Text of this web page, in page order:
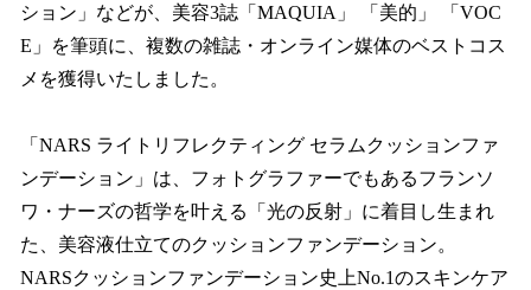
ション」などが、美容3誌「MAQUIA」 「美的」 「VOC
E」を筆頭に、複数の雑誌・オンライン媒体のベストコス
メを獲得いたしました。
「NARS ライトリフレクティング セラムクッションファ
ンデーション」は、フォトグラファーでもあるフランソ
ワ・ナーズの哲学を叶える「光の反射」に着目し生まれ
た、美容液仕立てのクッションファンデーション。
NARSクッションファンデーション史上No.1のスキンケア